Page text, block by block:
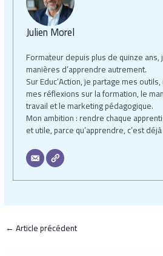
Julien Morel
Formateur depuis plus de quinze
manières d’apprendre autrement.
Sur Educ’Action, je partage mes
mes réflexions sur la formation, le
travail et le marketing pédagogique.
Mon ambition : rendre chaque
et utile, parce qu’apprendre, c’est
←Article précédent